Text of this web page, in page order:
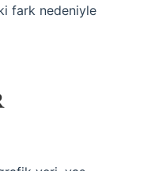
fark nedeniyle